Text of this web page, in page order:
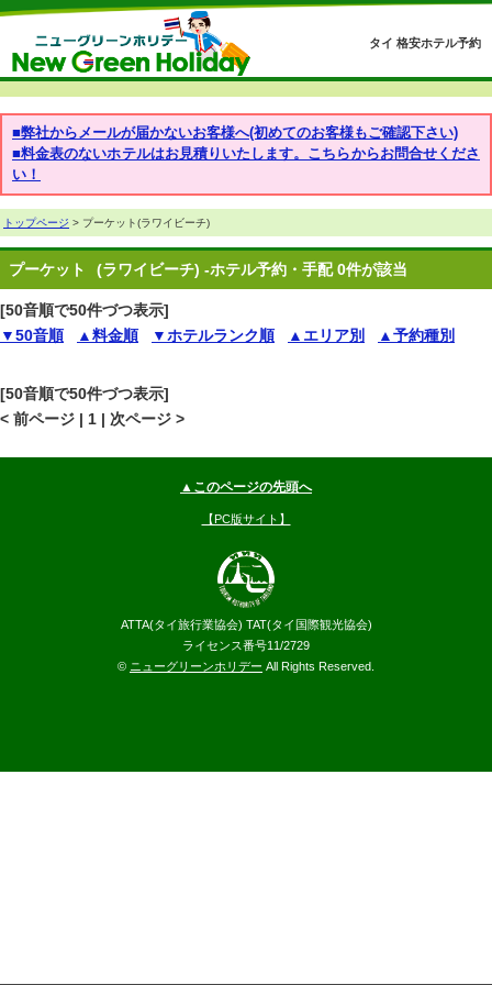
タイ 格安ホテル予約
■弊社からメールが届かないお客様へ(初めてのお客様もご確認下さい)
■料金表のないホテルはお見積りいたします。こちらからお問合せくださ
い！
トップページ > プーケット(ラワイビーチ)
プーケット (ラワイビーチ) -ホテル予約・手配 0件が該当
[50音順で50件づつ表示]
▼50音順
▲料金順 ▼ホテルランク順 ▲エリア別 ▲予約種別
[50音順で50件づつ表示]
< 前ページ | 1 | 次ページ >
▲このページの先頭へ
【PC版サイト】
ATTA(タイ旅行業協会) TAT(タイ国際観光協会)
ライセンス番号11/2729
© ニューグリーンホリデー All Rights Reserved.